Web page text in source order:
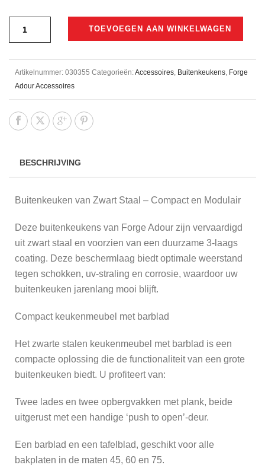
TOEVOEGEN AAN WINKELWAGEN
Artikelnummer: 030355 Categorieën:Accessoires Buitenkeukens Forge
Adour Accessoires
BESCHRIJVING
Buitenkeuken van Zwart Staal – Compact en Modulair
Deze buitenkeukens van Forge Adour zijn vervaardigd
uit zwart staal en voorzien van een duurzame 3-laags
coating. Deze beschermlaag biedt optimale weerstand
tegen schokken, uv-straling en corrosie, waardoor uw
buitenkeuken jarenlang mooi blijft.
Compact keukenmeubel met barblad
Het zwarte stalen keukenmeubel met barblad is een
compacte oplossing die de functionaliteit van een grote
buitenkeuken biedt. U profiteert van:
Twee lades en twee opbergvakken met plank, beide
uitgerust met een handige ‘push to open’-deur.
Een barblad en een tafelblad, geschikt voor alle
bakplaten in de maten 45, 60 en 75.